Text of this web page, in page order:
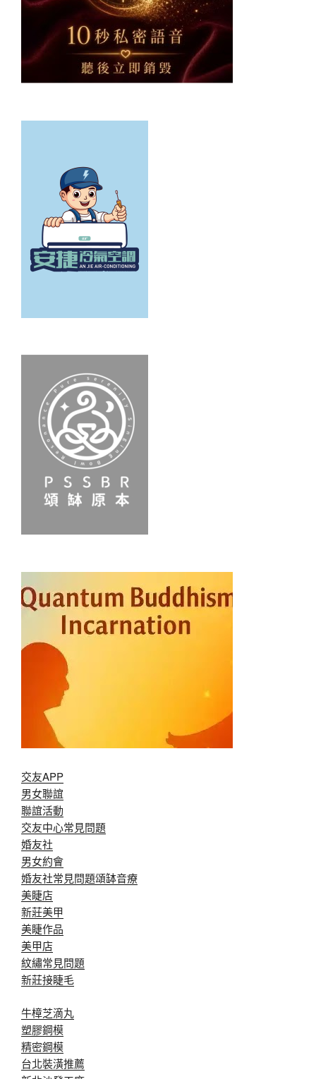
交友APP
男女聯誼
聯誼活動
交友中心常見問題
婚友社
男女約會
婚友社常見問題頌缽音療
美睫店
新莊美甲
美睫作品
美甲店
紋繡常見問題
新莊接睫毛
牛樟芝滴丸
塑膠鋼模
精密鋼模
台北裝潢推薦